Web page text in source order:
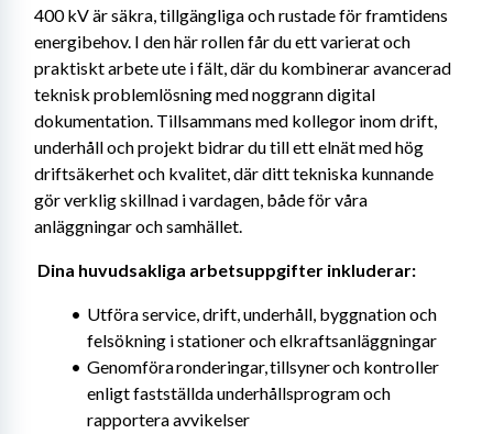
400 kV är säkra, tillgängliga och rustade för framtidens
energibehov. I den här rollen får du ett varierat och
praktiskt arbete ute i fält, där du kombinerar avancerad
teknisk problemlösning med noggrann digital
dokumentation. Tillsammans med kollegor inom drift,
underhåll och projekt bidrar du till ett elnät med hög
driftsäkerhet och kvalitet, där ditt tekniska kunnande
gör verklig skillnad i vardagen, både för våra
anläggningar och samhället.
Dina huvudsakliga arbetsuppgifter inkluderar:
Utföra service, drift, underhåll, byggnation och
felsökning i stationer och elkraftsanläggningar
Genomföra ronderingar, tillsyner och kontroller
enligt fastställda underhållsprogram och
rapportera avvikelser